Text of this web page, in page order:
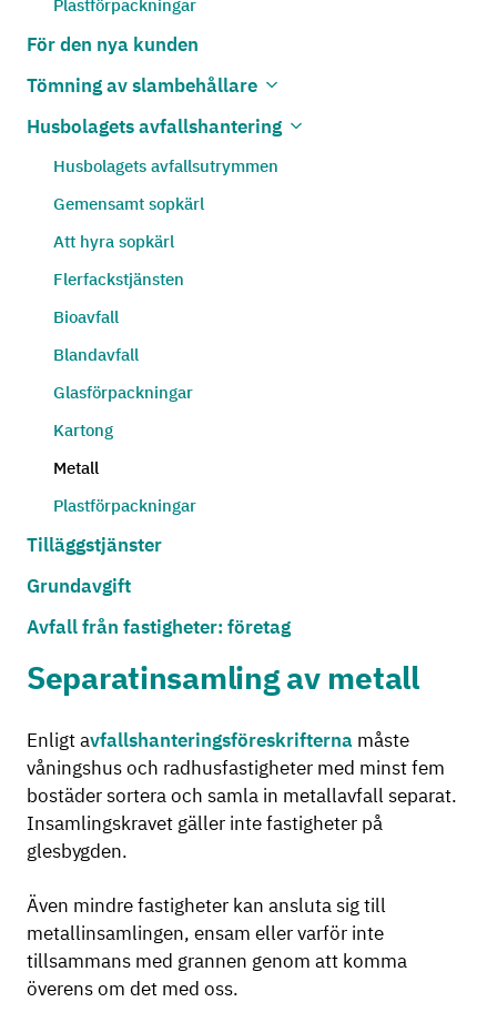
Plastförpackningar
För den nya kunden
Tömning av slambehållare
Husbolagets avfallshantering
Husbolagets avfallsutrymmen
Gemensamt sopkärl
Att hyra sopkärl
Flerfackstjänsten
Bioavfall
Blandavfall
Glasförpackningar
Kartong
Metall
Plastförpackningar
Tilläggstjänster
Grundavgift
Avfall från fastigheter: företag
Separatinsamling av metall
Enligt avfallshanteringsföreskrifterna måste
våningshus och radhusfastigheter med minst fem
bostäder sortera och samla in metallavfall separat.
Insamlingskravet gäller inte fastigheter på
glesbygden.
Även mindre fastigheter kan ansluta sig till
metallinsamlingen, ensam eller varför inte
tillsammans med grannen genom att komma
överens om det med oss.